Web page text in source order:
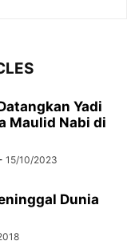
Yadi
Maulid Nabi di
15/10/2023
Dunia